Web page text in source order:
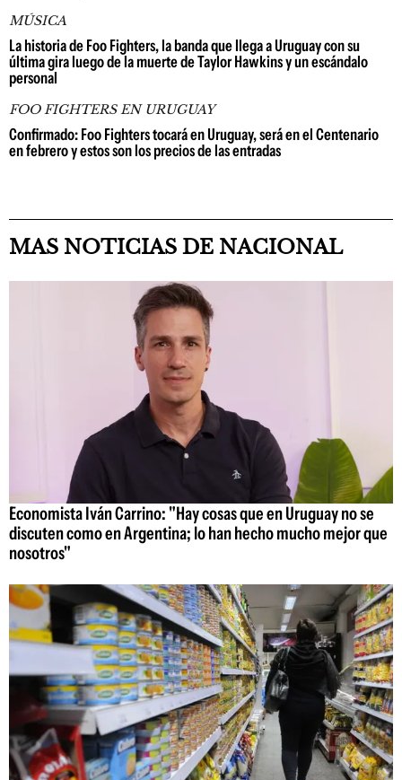
MÚSICA
La historia de Foo Fighters, la banda que llega a Uruguay con su
última gira luego de la muerte de Taylor Hawkins y un escándalo
personal
FOO FIGHTERS EN URUGUAY
Confirmado: Foo Fighters tocará en Uruguay, será en el Centenario
en febrero y estos son los precios de las entradas
MAS NOTICIAS DE NACIONAL
Economista Iván Carrino: "Hay cosas que en Uruguay no se
discuten como en Argentina; lo han hecho mucho mejor que
nosotros"